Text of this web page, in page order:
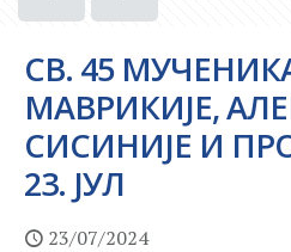
СВ. 45
МАВРИКИЈЕ,
СИСИНИЈЕ И
23. ЈУЛ
23/07/2024